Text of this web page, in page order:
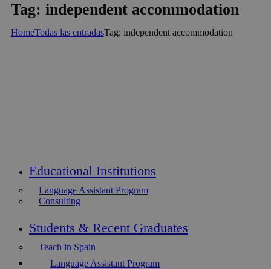
Tag: independent accommodation
HomeTodas las entradasTag: independent accommodation
Educational Institutions
Language Assistant Program
Consulting
Students & Recent Graduates
Teach in Spain
Language Assistant Program